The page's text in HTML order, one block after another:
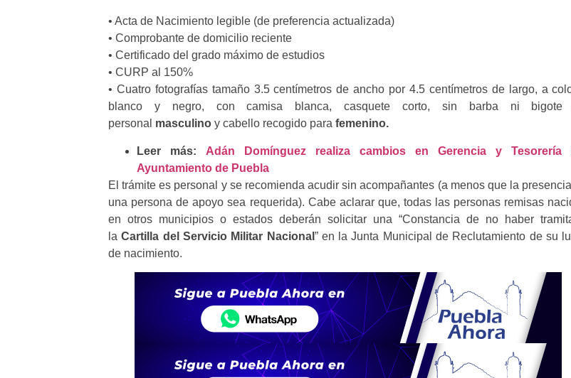
• Acta de Nacimiento legible (de preferencia actualizada)
• Comprobante de domicilio reciente
• Certificado del grado máximo de estudios
• CURP al 150%
• Cuatro fotografías tamaño 3.5 centímetros de ancho por 4.5 centímetros de largo, a
blanco y negro, con camisa blanca, casquete corto, sin barba ni bigote
personal masculino y cabello recogido para femenino.
Leer más: Adán Domínguez realiza cambios en Gerencia y Tesorería
Ayuntamiento de Puebla
El trámite es personal y se recomienda acudir sin acompañantes (a menos que la
una persona de apoyo sea requerida). Cabe aclarar que, todas las personas remisas
en otros municipios o estados deberán solicitar una “Constancia de no haber
laCartilla del Servicio Militar Nacional ” en la Junta Municipal de Reclutamiento de su
de nacimiento.